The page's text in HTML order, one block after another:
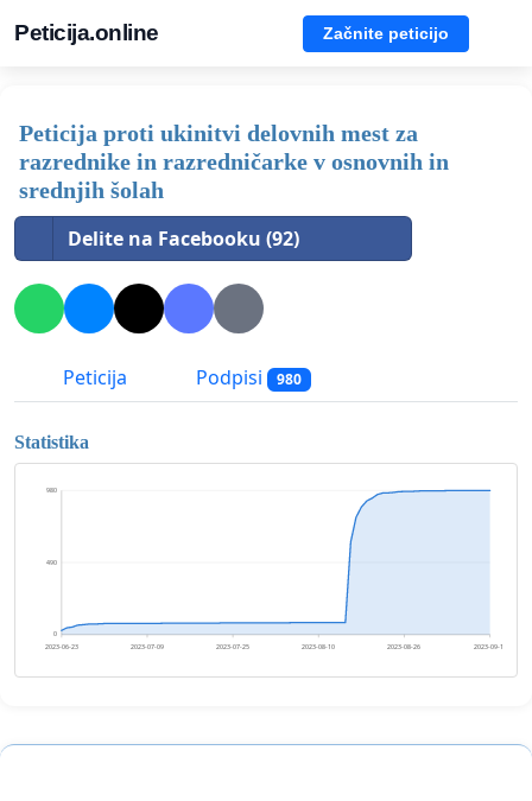
Peticija.online Začnite peticijo
Peticija proti ukinitvi delovnih mest za
razrednike in razredničarke v osnovnih in
srednjih šolah
Delite na Facebooku (92)
Peticija Podpisi 980
Statistika
0
490
980
2023-06-23 2023-07-09 2023-07-25 2023-08-10 2023-08-26 2023-09-11